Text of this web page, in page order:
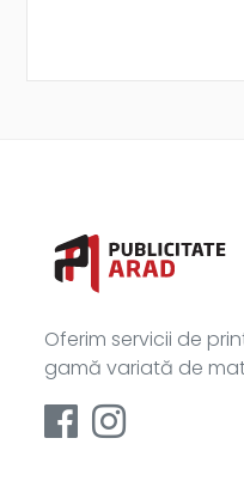
Oferim servicii de
gamă variată de